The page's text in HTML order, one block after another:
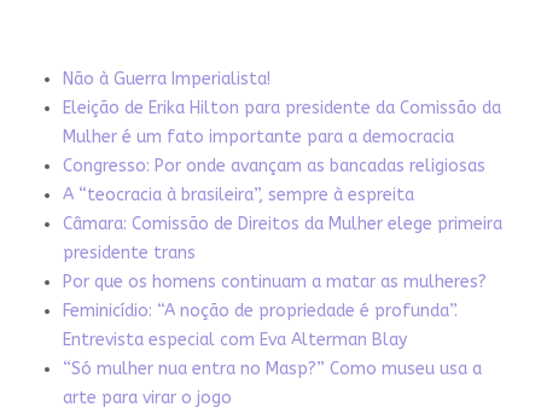
Não à Guerra Imperialista!
Eleição de Erika Hilton para presidente da Comissão da
Mulher é um fato importante para a democracia
Congresso: Por onde avançam as bancadas religiosas
A “teocracia à brasileira”, sempre à espreita
Câmara: Comissão de Direitos da Mulher elege primeira
presidente trans
Por que os homens continuam a matar as mulheres?
Feminicídio: “A noção de propriedade é profunda”.
Entrevista especial com Eva Alterman Blay
“Só mulher nua entra no Masp?” Como museu usa a
arte para virar o jogo